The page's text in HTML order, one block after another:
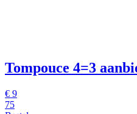
Tompouce 4=3
€ 9
75